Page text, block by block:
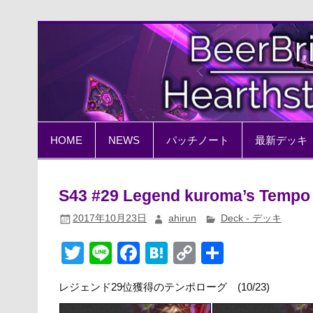
BeerBrick Hearthstone
ハースストーン情報サイト
HOME NEWS パッチノート 最新デッキ
S43 #29 Legend kuroma’s
2017年10月23日 ahirun Deck - デッキ
T
tt
Li
e
F
c
H
e
C
p
レジェンド29位獲得のテンポローグ (10/23)